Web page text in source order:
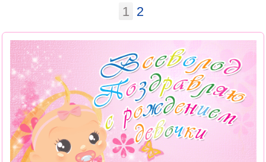
1 2